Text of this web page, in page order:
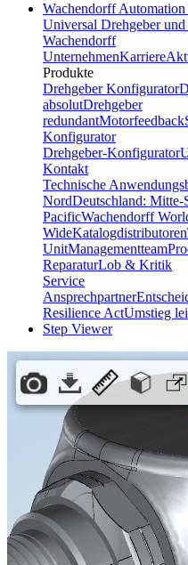
Wachendorff
Universal Drehgeber und
Wachendorff
UnternehmenKarriere
Produkte
Drehgeber Konfigurator
absolutDrehgeber
redundantMotorfeedback
Konfigurator
Drehgeber-Konfigurator
Kontakt
Technische
NordDeutschland: Mitte-
PacificWachendorff
WideKatalogdistributoren
UnitManagementteam
ReparaturLob & Kritik
Service
Ansprechpartner
Resilience ActUmstieg
Step Viewer